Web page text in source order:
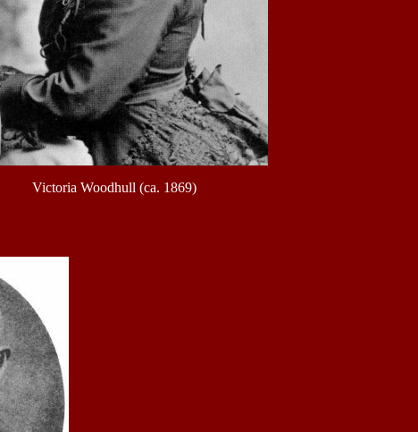
Victoria Woodhull (ca. 1869)